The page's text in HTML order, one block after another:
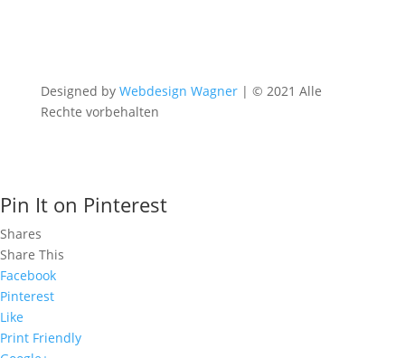
Designed by Webdesign Wagner| © 2021 Alle
Rechte vorbehalten
Pin It on Pinterest
Shares
Share This
Facebook
Pinterest
Like
Print Friendly